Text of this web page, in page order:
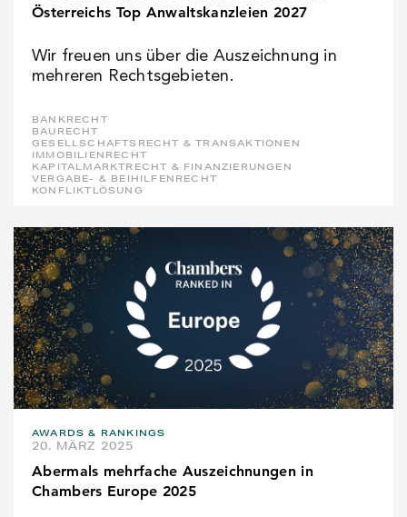
Österreichs Top Anwaltskanzleien 2027
Wir freuen uns über die Auszeichnung in
mehreren Rechtsgebieten.
BANKRECHT
BAURECHT
GESELLSCHAFTSRECHT & TRANSAKTIONEN
IMMOBILIENRECHT
KAPITALMARKTRECHT & FINANZIERUNGEN
VERGABE- & BEIHILFENRECHT
KONFLIKTLÖSUNG
AWARDS & RANKINGS
20. MÄRZ 2025
Abermals mehrfache Auszeichnungen in
Chambers Europe 2025